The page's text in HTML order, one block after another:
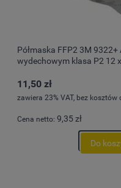
Półmaska FFP2 3M
wydechowym klasa P2 12
11,50 zł
zawiera 23% VAT, bez kosztów
Cena netto: 9,35 zł
Do